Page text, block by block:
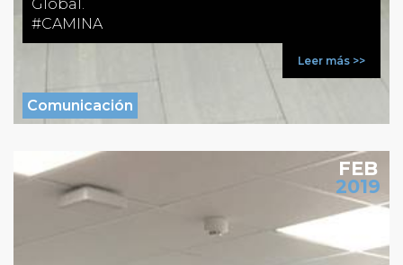
Global.
#CAMINA
Leer más >>
Comunicación
FEB
2019